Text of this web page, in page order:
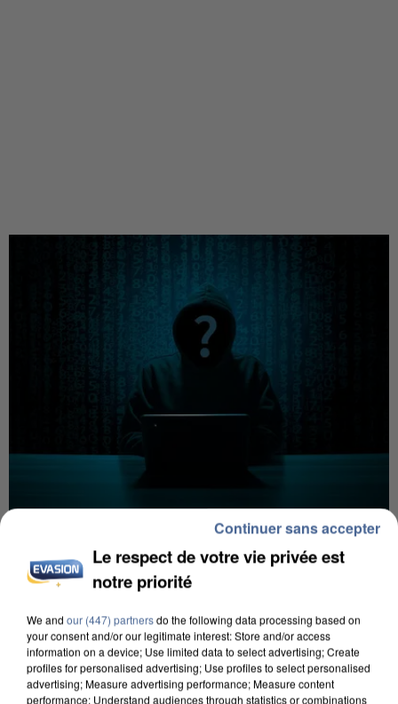
Les données de 300 000 clients dérobées à
Intermarché après une...
concernées.
Le respect de votre vie privée est
notre priorité
We and our (447) partnersdo the following data processing based on
your consent and/or our legitimate interest: Store and/or access
information on a device; Use limited data to select advertising; Create
profiles for personalised advertising; Use profiles to select personalised
advertising; Measure advertising performance; Measure content
performance; Understand audiences through statistics or combinations
Continuer sans accepter